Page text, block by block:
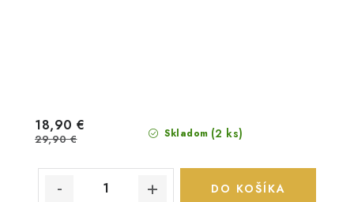
Skladom (2 ks)
18,90 €
29,90 €
DO KOŠÍKA